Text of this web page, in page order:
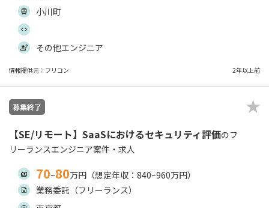
小川町
その他エンジニア
情報提供元：フリコン 2年以上前
募集終了
【SE/リモート】SaaSにおけるセキュリティ評価のフ
リーランスエンジニア案件・求人
70~80万円（想定年収：840~960万円）
業務委託（フリーランス）